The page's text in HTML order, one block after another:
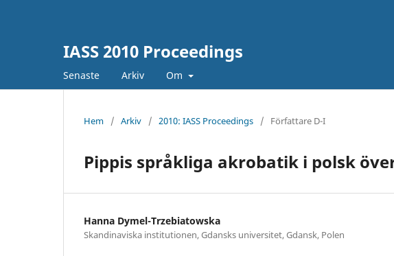
IASS 2010 Proceedings
Senaste Arkiv Om
Hem / Arkiv / 2010: IASS Proceedings / Författare D-I
Pippis språkliga akrobatik i polsk
Hanna Dymel-Trzebiatowska
Skandinaviska institutionen, Gdansks universitet, Gdansk, Polen